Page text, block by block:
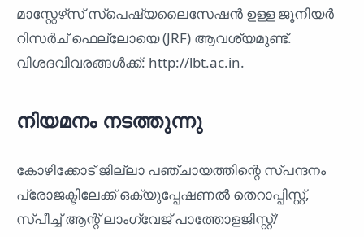
മാസ്റ്റേഴ്‌സ് സ്‌പെഷ്യലൈസേഷൻ ഉള്ള ജൂനിയർ
റിസർച് ഫെല്ലോയെ (JRF) ആവശ്യമുണ്ട്.
വിശദവിവരങ്ങൾക്ക്: http://lbt.ac.in.
നിയമനം നടത്തുന്നു
കോഴിക്കോട് ജില്ലാ പഞ്ചായത്തിന്റെ സ്പന്ദനം
പ്രോജക്ടിലേക്ക് ഒക്യുപ്പേഷണൽ തെറാപ്പിസ്റ്റ്,
സ്പീച്ച് ആന്റ് ലാംഗ്വേജ് പാത്തോളജിസ്റ്റ്/